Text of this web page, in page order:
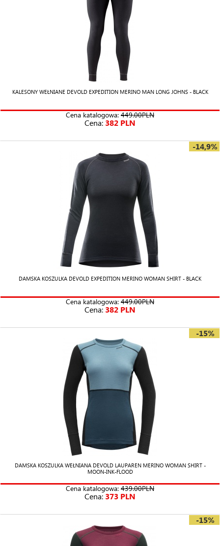
KALESONY WEŁNIANE DEVOLD EXPEDITION MERINO MAN LONG JOHNS - BLACK
Cena katalogowa: 449.00PLN
Cena: 382 PLN
-14,9%
DAMSKA KOSZULKA DEVOLD EXPEDITION MERINO WOMAN SHIRT - BLACK
Cena katalogowa: 449.00PLN
Cena: 382 PLN
-15%
DAMSKA KOSZULKA WEŁNIANA DEVOLD LAUPAREN MERINO WOMAN SHIRT -
MOON-INK-FLOOD
Cena katalogowa: 439.00PLN
Cena: 373 PLN
-15%